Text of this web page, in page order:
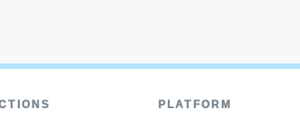
PLATFORM